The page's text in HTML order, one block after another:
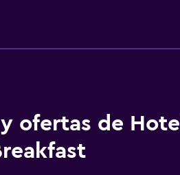
ofertas de Hotel